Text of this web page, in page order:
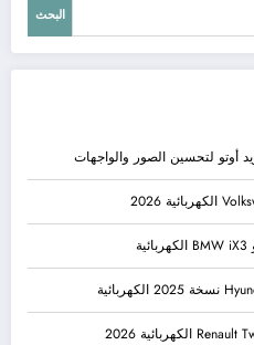
البحث
أوتو لتحسين الصور والواجهات